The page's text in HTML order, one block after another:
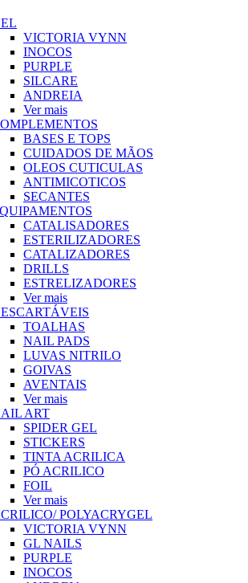
VICTORIA VYNN
INOCOS
PURPLE
SILCARE
ANDREIA
Ver mais
BASES E TOPS
CUIDADOS DE MÃOS
OLEOS CUTICULAS
ANTIMICOTICOS
SECANTES
CATALISADORES
ESTERILIZADORES
CATALIZADORES
DRILLS
ESTRELIZADORES
Ver mais
TOALHAS
NAIL PADS
LUVAS NITRILO
GOIVAS
AVENTAIS
Ver mais
ART
SPIDER GEL
STICKERS
TINTA ACRILICA
PÓ ACRILICO
FOIL
Ver mais
POLYACRYGEL
VICTORIA VYNN
GL NAILS
PURPLE
INOCOS